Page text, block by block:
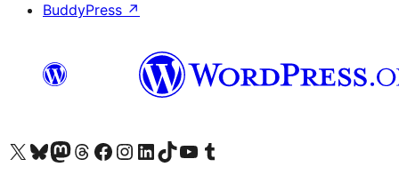
BuddyPress ↗
Navštívte náš účet na X (predtým Twitter)
Navštívte náš účet na platforme Bluesky
Navštívte náš účet na Mastodone
Navštívte náš účet na platforme Threads
Navštívte našu stránku na Facebooku
Navštívte náš účet Instagram
Navštívte náš účet LinkedIn
Navštívte náš účet na platforme TikTok
Navštívte náš kanál YouTube
Navštívte náš účet na platforme Tumblr